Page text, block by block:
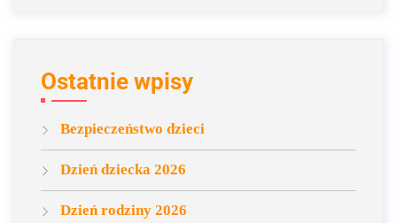
Ostatnie wpisy
Bezpieczeństwo dzieci
Dzień dziecka 2026
Dzień rodziny 2026